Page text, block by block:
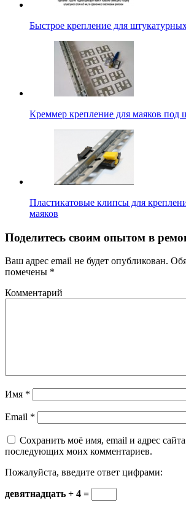
Быстрое крепление для
Креммер крепление для маяков под
Пластикатовые клипсы для
маяков
Поделитесь своим опытом в
Ваш адрес email не будет опубликован.
помечены *
Комментарий
Имя *
Email *
Сохранить моё имя, email и адрес
последующих моих комментариев.
Пожалуйста, введите ответ цифрами:
девятнадцать + 4 =